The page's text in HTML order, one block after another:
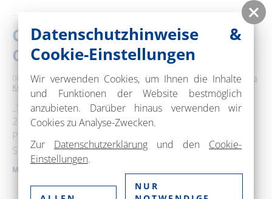
Choriner Musiksommer - 2.
Choriner Europa-Konzert
08. August 2026 15:00 – 17:00 Uhr Kloster Chorin
Klassisches
Konzert / Oper
_Samstag, 08.08.2026_ _2. Choriner Europa-Konzert
2026_ _Philharmonisches Orchester Szczecin_
Przemyslaw Neumann • Dirigent Mieczysław Karłowicz •
Serenade for Strings; Mieczysław …
MEHR ERFAHREN
Datenschutzhinweise &
Cookie-Einstellungen
Wir verwenden Cookies, um Ihnen die Inhalte
und Funktionen der Website bestmöglich
anzubieten. Darüber hinaus verwenden wir
Cookies zu Analyse-Zwecken.
Zur Datenschutzerklärung und den Cookie-
Einstellungen.
NUR